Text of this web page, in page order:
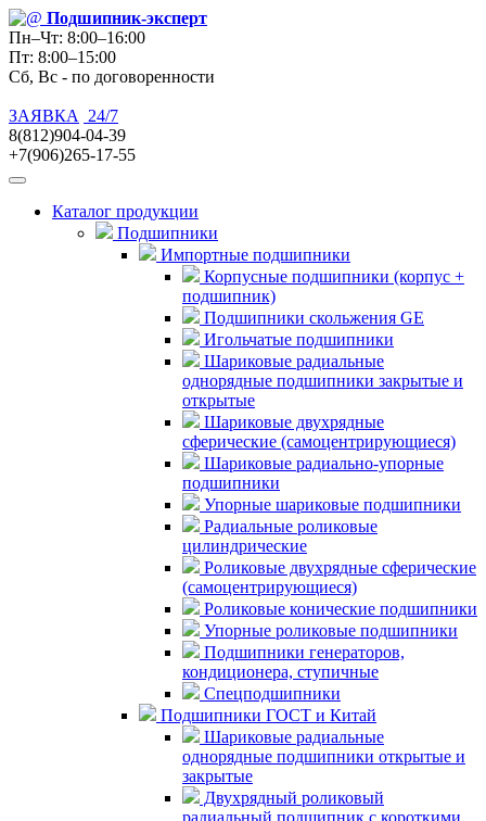
Подшипник-эксперт
Пн–Чт: 8:00–16:00
Пт: 8:00–15:00
Сб, Вс - по договоренности
ЗАЯВКА
24/7
8(812)904-04-39
+7(906)265-17-55
Каталог продукции
Подшипники
Импортные подшипники
Корпусные подшипники (корпус +
подшипник)
Подшипники скольжения GE
Игольчатые подшипники
Шариковые радиальные
однорядные подшипники закрытые и
открытые
Шариковые двухрядные
сферические (самоцентрирующиеся)
Шариковые радиально-упорные
подшипники
Упорные шариковые подшипники
Радиальные роликовые
цилиндрические
Роликовые двухрядные сферические
(самоцентрирующиеся)
Роликовые конические подшипники
Упорные роликовые подшипники
Подшипники генераторов,
кондиционера, ступичные
Спецподшипники
Подшипники ГОСТ и Китай
Шариковые радиальные
однорядные подшипники открытые и
закрытые
Двухрядный роликовый
радиальный подшипник с короткими